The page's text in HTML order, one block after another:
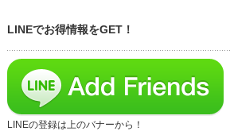
LINEでお得情報をGET！
LINEの登録は上のバナーから！